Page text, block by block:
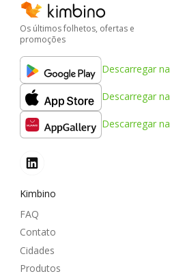
Os últimos folhetos, ofertas e
promoções
Descarregar na
Descarregar na
Descarregar na
Kimbino
FAQ
Contato
Cidades
Produtos